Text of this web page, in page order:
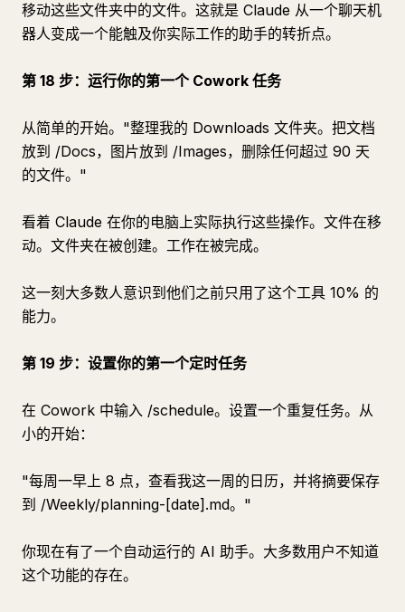
移动这些文件夹中的文件。这就是 Claude 从一个聊天机
器人变成一个能触及你实际工作的助手的转折点。
第 18 步：运行你的第一个 Cowork 任务
从简单的开始。"整理我的 Downloads 文件夹。把文档
放到 /Docs，图片放到 /Images，删除任何超过 90 天
的文件。"
看着 Claude 在你的电脑上实际执行这些操作。文件在移
动。文件夹在被创建。工作在被完成。
这一刻大多数人意识到他们之前只用了这个工具 10% 的
能力。
第 19 步：设置你的第一个定时任务
在 Cowork 中输入 /schedule。设置一个重复任务。从
小的开始：
"每周一早上 8 点，查看我这一周的日历，并将摘要保存
到 /Weekly/planning-[date].md。"
你现在有了一个自动运行的 AI 助手。大多数用户不知道
这个功能的存在。